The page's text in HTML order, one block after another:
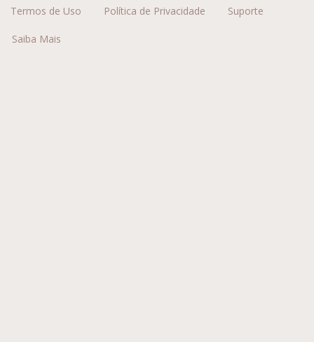
Termos de Uso Política de Privacidade Suporte
Saiba Mais